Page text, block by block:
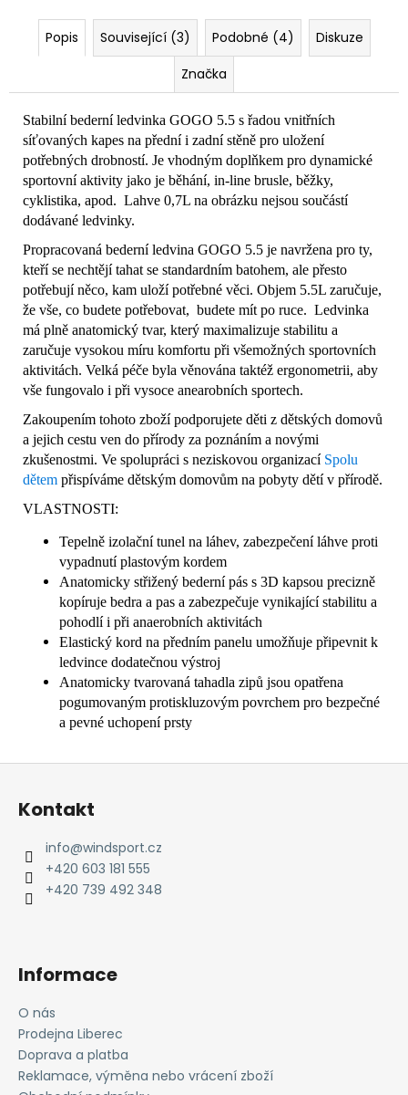
Popis Související (3) Podobné (4)
Diskuze
Značka
Stabilní bederní ledvinka GOGO 5.5 s řadou vnitřních
síťovaných kapes na přední i zadní stěně pro uložení
potřebných drobností. Je vhodným doplňkem pro dynamické
sportovní aktivity jako je běhání, in-line brusle, běžky,
cyklistika, apod. Lahve 0,7L na obrázku nejsou součástí
dodávané ledvinky.
Propracovaná bederní ledvina GOGO 5.5 je navržena pro ty,
kteří se nechtějí tahat se standardním batohem, ale přesto
potřebují něco, kam uloží potřebné věci. Objem 5.5L zaručuje,
že vše, co budete potřebovat, budete mít po ruce. Ledvinka
má plně anatomický tvar, který maximalizuje stabilitu a
zaručuje vysokou míru komfortu při všemožných sportovních
aktivitách. Velká péče byla věnována taktéž ergonometrii, aby
vše fungovalo i při vysoce anearobních sportech.
Zakoupením tohoto zboží podporujete děti z dětských domovů
a jejich cestu ven do přírody za poznáním a novými
zkušenostmi. Ve spolupráci s neziskovou organizací Spolu
dětem přispíváme dětským domovům na pobyty dětí v přírodě.
VLASTNOSTI:
Tepelně izolační tunel na láhev, zabezpečení láhve proti
vypadnutí plastovým kordem
Anatomicky střižený bederní pás s 3D kapsou precizně
kopíruje bedra a pas a zabezpečuje vynikající stabilitu a
pohodlí i při anaerobních aktivitách
Elastický kord na předním panelu umožňuje připevnit k
ledvince dodatečnou výstroj
Anatomicky tvarovaná tahadla zipů jsou opatřena
pogumovaným protiskluzovým povrchem pro bezpečné
a pevné uchopení prsty
Z
Kontakt
info@windsport.cz
+420 603 181 555
+420 739 492 348
Informace
O nás
Prodejna Liberec
Doprava a platba
Reklamace, výměna nebo vrácení zboží